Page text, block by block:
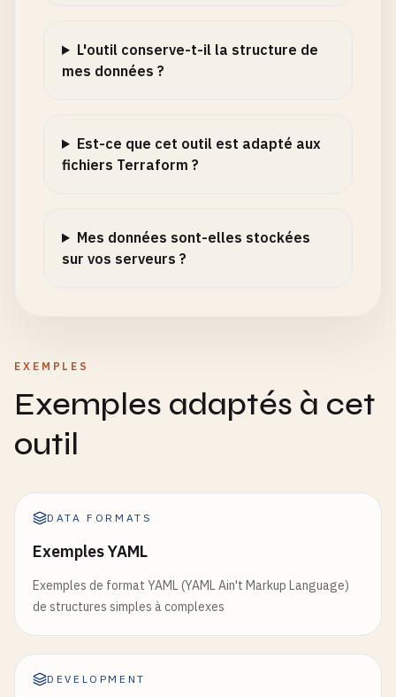
L'outil conserve-t-il la structure de
mes données ?
Est-ce que cet outil est adapté aux
fichiers Terraform ?
Mes données sont-elles stockées
sur vos serveurs ?
EXEMPLES
Exemples adaptés à cet
outil
DATA FORMATS
Exemples YAML
Exemples de format YAML (YAML Ain't Markup Language)
de structures simples à complexes
DEVELOPMENT